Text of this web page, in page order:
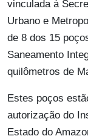
vinculada à
Urbano e
de 8 dos 15
Saneamento
quilômetros de
Estes poços
autorização do
Estado do